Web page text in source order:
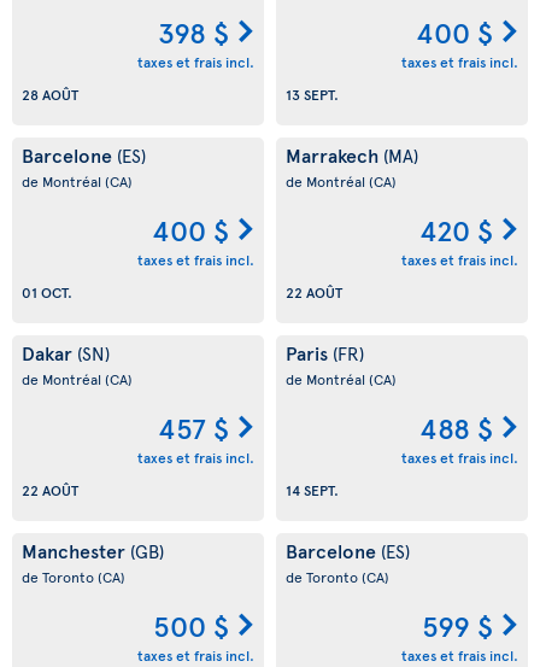
398 $
taxes et frais incl.
28 AOÛT
400 $
taxes et frais incl.
13 SEPT.
Barcelone (ES)
de Montréal (CA)
400 $
taxes et frais incl.
01 OCT.
Marrakech (MA)
de Montréal (CA)
420 $
taxes et frais incl.
22 AOÛT
Dakar (SN)
de Montréal (CA)
457 $
taxes et frais incl.
22 AOÛT
Paris (FR)
de Montréal (CA)
488 $
taxes et frais incl.
14 SEPT.
Manchester (GB)
de Toronto(CA)
500 $
taxes et frais incl.
Barcelone (ES)
de Toronto(CA)
599 $
taxes et frais incl.